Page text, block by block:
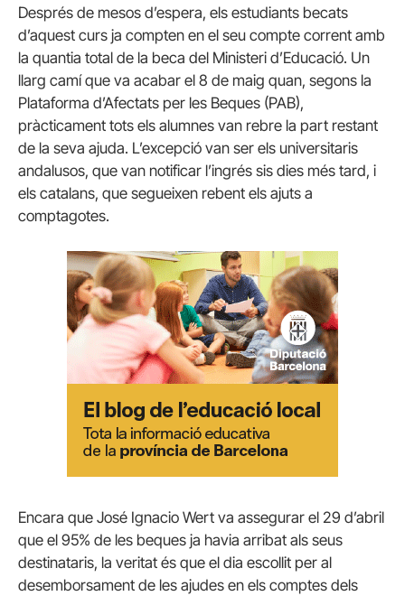
Després de mesos d’espera, els estudiants becats
d’aquest curs ja compten en el seu compte corrent amb
la quantia total de la beca del Ministeri d’Educació. Un
llarg camí que va acabar el 8 de maig quan, segons la
Plataforma d’Afectats per les Beques (PAB),
pràcticament tots els alumnes van rebre la part restant
de la seva ajuda. L’excepció van ser els universitaris
andalusos, que van notificar l’ingrés sis dies més tard, i
els catalans, que segueixen rebent els ajuts a
comptagotes.
Encara que José Ignacio Wert va assegurar el 29 d’abril
que el 95% de les beques ja havia arribat als seus
destinataris, la veritat és que el dia escollit per al
desemborsament de les ajudes en els comptes dels